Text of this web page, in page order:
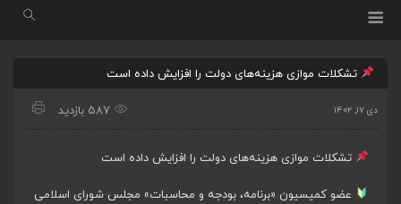
تشکلات موازی هزینه‌های دولت را افزایش داده است
دی ۱۷, ۱۴۰۲ 587 بازدید
تشکلات موازی هزینه‌های دولت را افزایش داده است
عضو کمیسیون «برنامه، بودجه و محاسبات» مجلس شورای اسلامی